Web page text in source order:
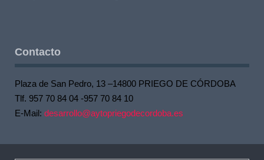
Contacto
Plaza de San Pedro, 13 –14800 PRIEGO DE CÓRDOBA
Tlf. 957 70 84 04 -957 70 84 10
E-Mail: desarrollo@aytopriegodecordoba.es